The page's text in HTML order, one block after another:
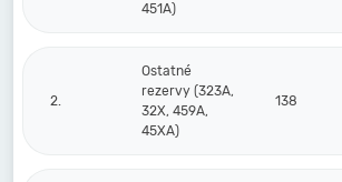
451A)
2.
Ostatné
rezervy (323A,
32X, 459A,
45XA)
138